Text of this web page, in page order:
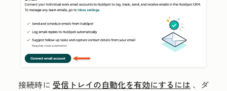
接続時に 受信トレイの自動化を有効にするには 、ダ